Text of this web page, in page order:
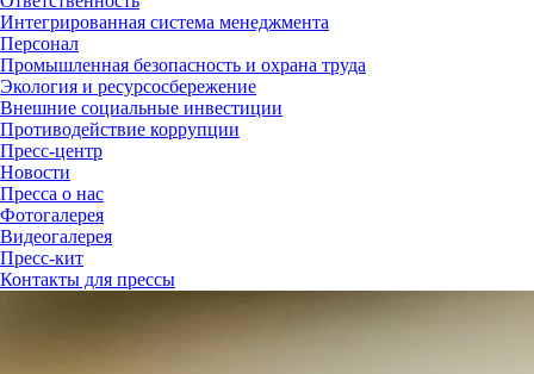
Интегрированная система менеджмента
Персонал
Промышленная безопасность и охрана труда
Экология и ресурсосбережение
Внешние социальные инвестиции
Противодействие коррупции
Пресс-центр
Новости
Пресса о нас
Фотогалерея
Видеогалерея
Пресс-кит
Контакты для прессы